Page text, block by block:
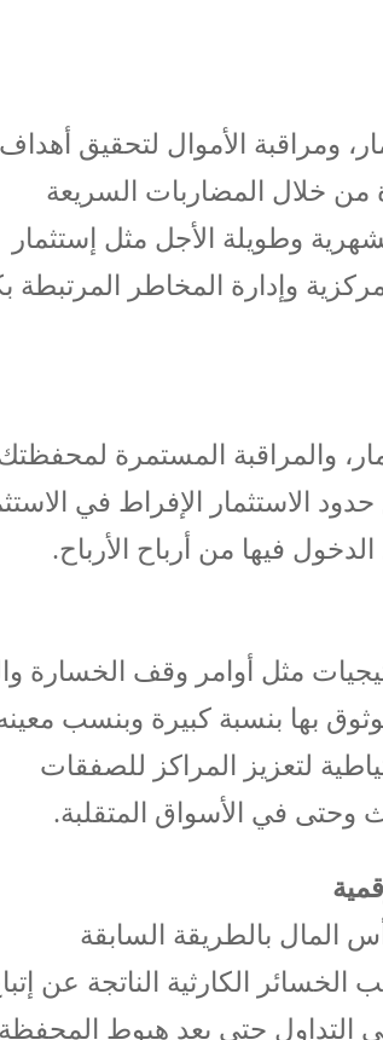
ومراقبة الأموال لتحقيق أهداف
خلال المضاربات السريعة
وطويلة الأجل مثل إستثمار
وإدارة المخاطر المرتبطة
والمراقبة المستمرة
الاستثمار الإفراط في
فيها من أرباح الأرباح.
مثل أوامر وقف الخسارة
بها بنسبة كبيرة وبنسب
لتعزيز المراكز للصفقات
وحتى في الأسواق المتقلبة.
المال بالطريقة السابقة
الكارثية الناتجة عن
التداول حتى بعد هبوط المحفظة